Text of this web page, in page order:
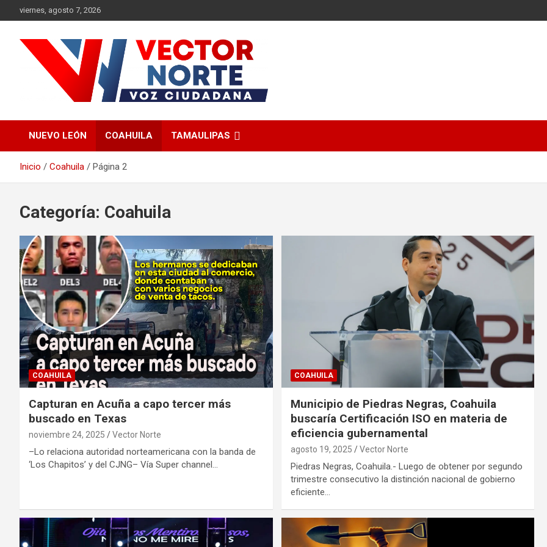
al
viernes, agosto 7, 2026
Vector Norte
NUEVO LEÓN COAHUILA TAMAULIPAS
Inicio Coahuila Página 2
Categoría: Coahuila
COAHUILA
Capturan en Acuña a capo tercer más
buscado en Texas
noviembre 24, 2025 Vector Norte
–Lo relaciona autoridad norteamericana con la banda de
‘Los Chapitos’ y del CJNG– Vía Super channel…
COAHUILA
Municipio de Piedras Negras, Coahuila
buscaría Certificación ISO en materia de
eficiencia gubernamental
agosto 19, 2025 Vector Norte
Piedras Negras, Coahuila.- Luego de obtener por segundo
trimestre consecutivo la distinción nacional de gobierno
eficiente…